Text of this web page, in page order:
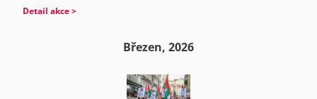
Detail akce >
Březen, 2026